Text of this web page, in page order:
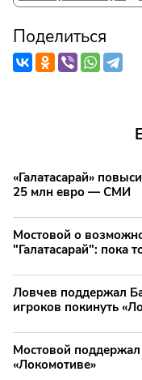
Поделиться
«Галатасарай»
25 млн евро — СМИ
Мостовой о
"Галатасарай": пока
Ловчев поддержал
игроков покинуть
Мостовой
«Локомотиве»